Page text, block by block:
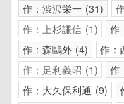
作：渋沢栄一 31
作：上杉謙信 1 作
作：森鷗外 4 作：
作：足利義昭 1 作
作：大久保利通 9